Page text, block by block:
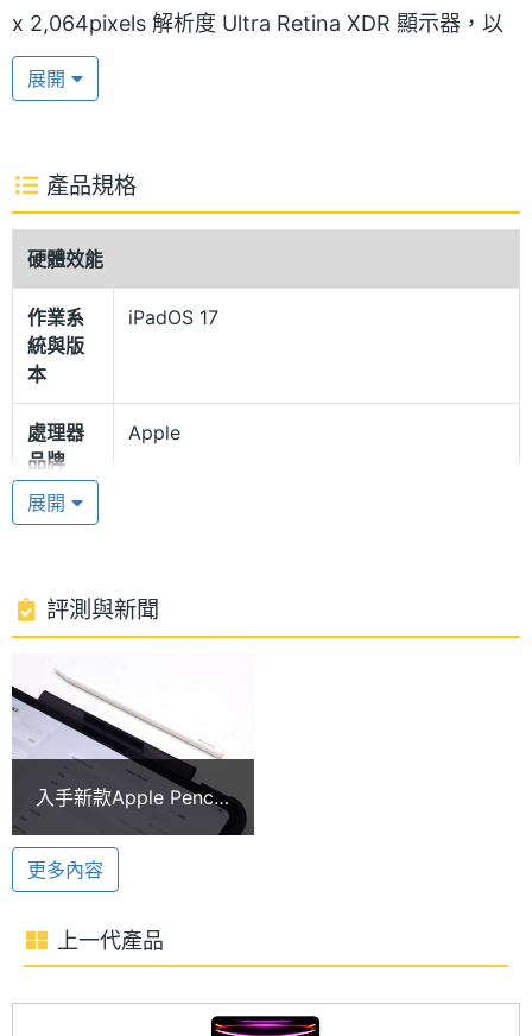
x 2,064pixels 解析度 Ultra Retina XDR 顯示器，以
創新突破的串聯式 OLED 技術打造，而雙 OLED 面板
的光線經過疊加融合後，可產生令人驚豔的亮度和極
適應更新頻率技術，具備廣色域 (P3)、原彩顯示，擁
有最高 1,600nits 螢幕峰值亮度。
超纖薄 100% 再生鋁金屬機身
Apple iPad Pro 13 (2024) 5G 2TB 擁有超級纖薄的
機身設計，整機厚度僅有 5.1mm，不僅隨身攜帶更加
方便，機身同時導入 100% 再生鋁金屬材質，且平板
上的所有磁石皆採用 100% 再生稀土元素製成，讓產
品設計與環境保護之間取得完美平衡。顏色款式部
分，依舊維持經典的銀色、太空黑色兩種選擇。
Apple M4 晶片
Apple iPad Pro 13 (2024) 5G 2TB 運行 iPadOS 17
作業系統，搭載 Apple M4 晶片，具備 10 核心 CPU
+ 10 核心 GPU 組合成的 16 核心神經網路引擎，支援
硬體加速光線追蹤，擁有 120GB/s 記憶體頻寬，效能
表現躍升全新境界。內建 16GB RAM + 2TB ROM，
提供 5G 上網與 eSIM 技術，支援 Wi-Fi 6E、藍牙 5.3
功能。
38.99 瓦特小時電池
Apple iPad Pro 13 (2024) 5G 2TB 內建 38.99 瓦特
小時可充電鋰聚合物電池，擁有長達 10 小時的影片續
展開
產品規格
硬體效能
作業系
統與版
本
iPadOS 17
處理器
品牌
Apple
處理器
處理器
核心數
10
RAM記
憶體
ROM儲
存空間
2 TB
電池容
量
顯示螢幕
主螢幕
13 inch
展開
評測與新聞
入手新款Apple Pencil
Pro無法配對怎麼辦？5
個實用技巧快速排除問
題
更多內容
上一代產品